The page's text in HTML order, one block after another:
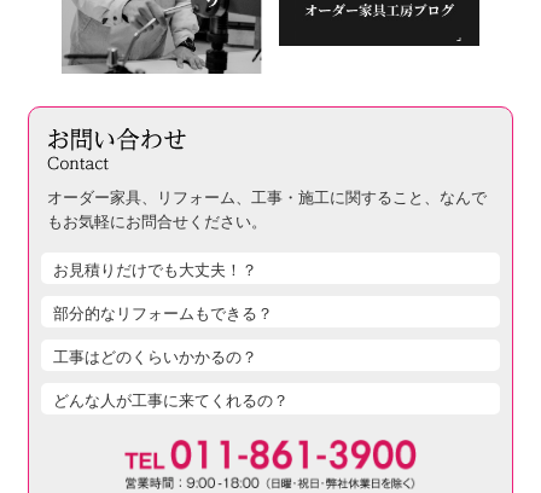
オーダー家具、リフォーム、工事・施工に関すること、 なんで
もお気軽にお問合せください。
お見積りだけでも大丈夫！？
部分的なリフォームもできる？
工事はどのくらいかかるの？
どんな人が工事に来てくれるの？